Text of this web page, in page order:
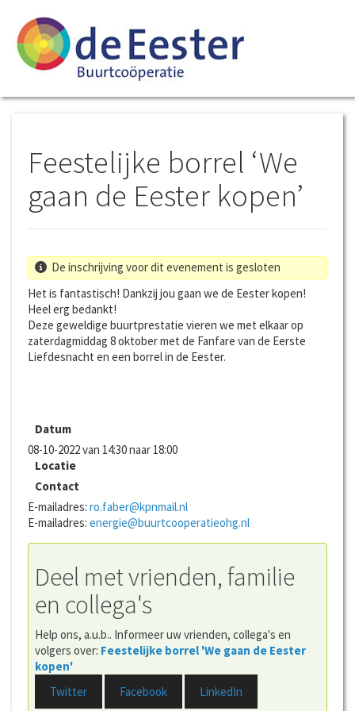
Feestelijke borrel ‘We
gaan de Eester kopen’
De inschrijving voor dit evenement is gesloten
Het is fantastisch! Dankzij jou gaan we de Eester kopen!
Heel erg bedankt!
Deze geweldige buurtprestatie vieren we met elkaar op
zaterdagmiddag 8 oktober met de Fanfare van de Eerste
Liefdesnacht en een borrel in de Eester.
Datum
08-10-2022 van 14:30 naar 18:00
Locatie
Contact
E-mailadres: ro.faber@kpnmail.nl
E-mailadres: energie@buurtcooperatieohg.nl
Deel met vrienden, familie
en collega's
Help ons, a.u.b.. Informeer uw vrienden, collega's en
volgers over: Feestelijke borrel 'We gaan de Eester
kopen'
Twitter
Facebook LinkedIn